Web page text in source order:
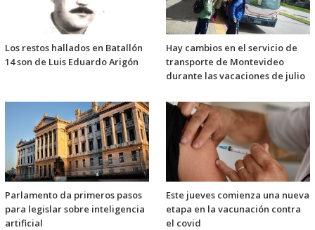
Los restos hallados en Batallón
14 son de Luis Eduardo Arigón
Hay cambios en el servicio de
transporte de Montevideo
durante las vacaciones de julio
Parlamento da primeros pasos
para legislar sobre inteligencia
artificial
Este jueves comienza una nueva
etapa en la vacunación contra
el covid